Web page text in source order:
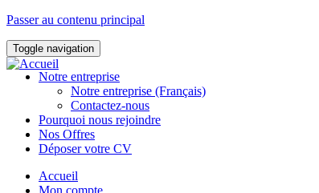
Passer au contenu principal
Toggle navigation
Notre entreprise
Notre entreprise (Français)
Contactez-nous
Pourquoi nous rejoindre
Nos Offres
Déposer votre CV
Accueil
Mon compte